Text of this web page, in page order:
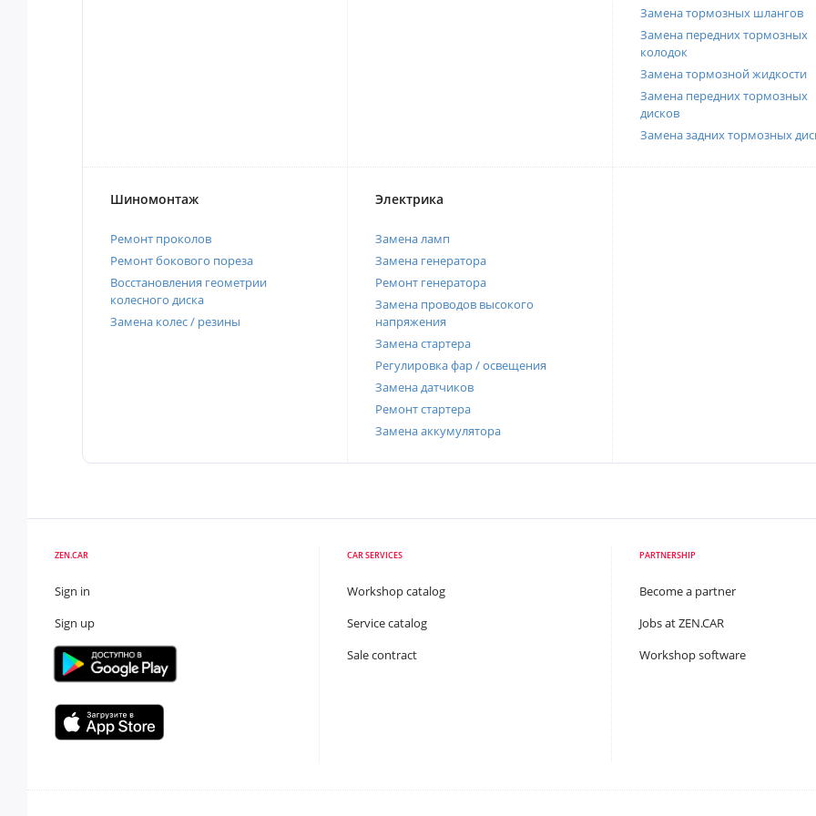
Замена тормозных шлангов
Замена передних тормозных
колодок
Замена тормозной жидкости
Замена передних тормозных
дисков
Замена задних тормозных
Шиномонтаж
Ремонт проколов
Ремонт бокового пореза
Восстановления геометрии
колесного диска
Замена колес / резины
Электрика
Замена ламп
Замена генератора
Ремонт генератора
Замена проводов высокого
напряжения
Замена стартера
Регулировка фар / освещения
Замена датчиков
Ремонт стартера
Замена аккумулятора
ZEN.CAR
Sign in
Sign up
CAR SERVICES
Workshop catalog
Service catalog
Sale contract
PARTNERSHIP
Become a partner
Jobs at ZEN.CAR
Workshop software